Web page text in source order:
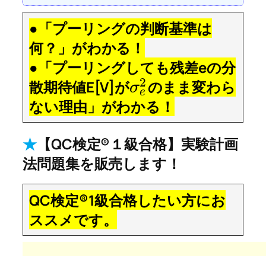
●「プーリングの判断基準は
何？」がわかる！
●「プーリングしても残差eの分
散期待値E[V]がσ2
e のまま変わら
ない理由」がわかる！
★【QC検定®１級合格】実験計画
法問題集を販売します！
QC検定®1級合格したい方にお
ススメです。